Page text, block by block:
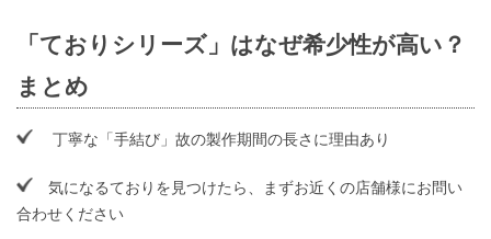
「ておりシリーズ」はなぜ希少性が高い？
まとめ
丁寧な「手結び」故の製作期間の長さに理由あり
気になるておりを見つけたら、まずお近くの店舗様にお問い
合わせください